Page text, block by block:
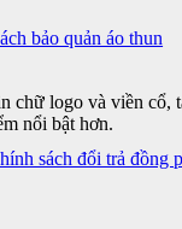
bảo quản áo thun
sách đổi trả đồng
chữ logo và viền cổ,
nổi bật hơn.